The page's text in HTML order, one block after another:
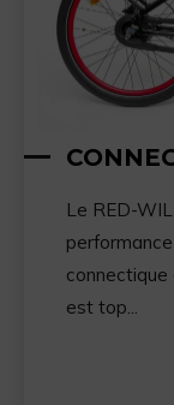
Le RED-
connectique
est top...